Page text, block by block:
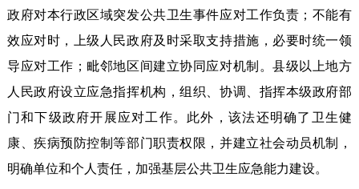
政府对本行政区域突发公共卫生事件应对工作负责；不能有
效应对时，上级人民政府及时采取支持措施，必要时统一领
导应对工作；毗邻地区间建立协同应对机制。县级以上地方
人民政府设立应急指挥机构，组织、协调、指挥本级政府部
门和下级政府开展应对工作。此外，该法还明确了卫生健
康、疾病预防控制等部门职责权限，并建立社会动员机制，
明确单位和个人责任，加强基层公共卫生应急能力建设。